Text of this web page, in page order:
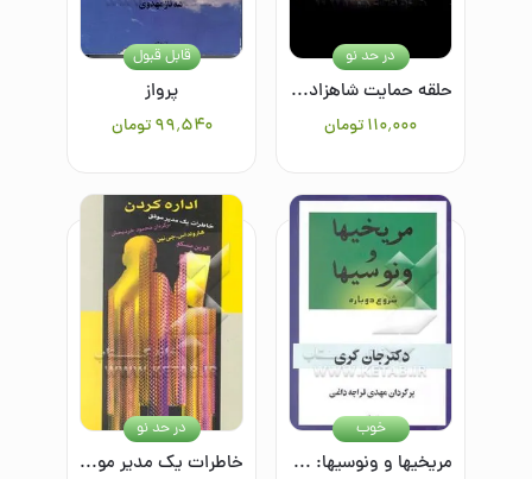
حلقه حمایت شاهزاده‌خانم سلطانه
۱۱۰٬۰۰۰تومان
در حد نو
پرواز
۹۹٬۵۴۰ تومان
قابل قبول
مریخیها و ونوسیها: شروع دوباره
خوب
خاطرات یک مدیر موفق: اداره کردن
در حد نو